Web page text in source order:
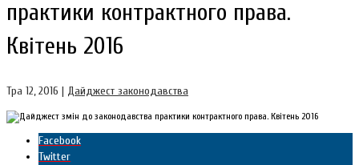
практики контрактного права.
Квітень 2016
Тра 12, 2016 | Дайджест законодавства
Facebook
Twitter